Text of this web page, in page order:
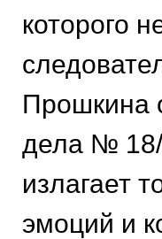
которого
Прошкина
дела № 18/
излагает
эмоций и